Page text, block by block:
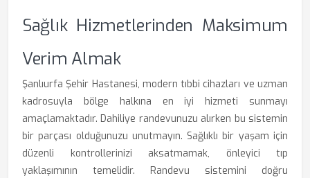
Sağlık Hizmetlerinden Maksimum
Verim Almak
Şanlıurfa Şehir Hastanesi, modern tıbbi cihazları ve uzman
kadrosuyla bölge halkına en iyi hizmeti sunmayı
amaçlamaktadır. Dahiliye randevunuzu alırken bu sistemin
bir parçası olduğunuzu unutmayın. Sağlıklı bir yaşam için
düzenli kontrollerinizi aksatmamak, önleyici tıp
yaklaşımının temelidir. Randevu sistemini doğru